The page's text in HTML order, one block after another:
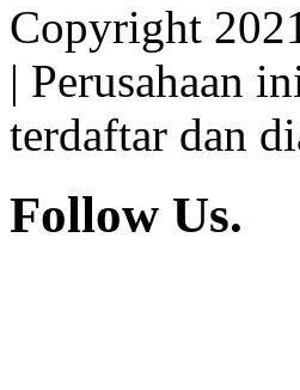
Copyright
| Perusahaan
terdaftar dan
Follow Us.